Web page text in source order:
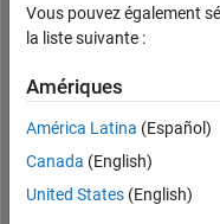
6 ans il
y a
Actif
depuis
Followers:
Vous pouvez également
la liste suivante :
Amériques
América Latina (Español)
Canada (English)
United States (English)